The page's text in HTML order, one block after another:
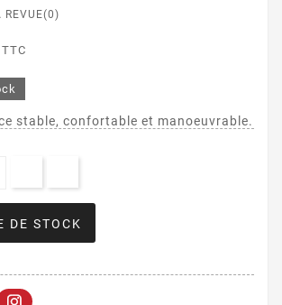
REVUE(0)
TTC
stable, confortable et manoeuvrable.
DE STOCK